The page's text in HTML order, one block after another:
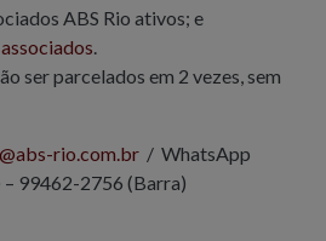
ABS Rio ativos; e
.
ser parcelados em 2 vezes, sem
rio.com.br / WhatsApp
99462-2756 (Barra)